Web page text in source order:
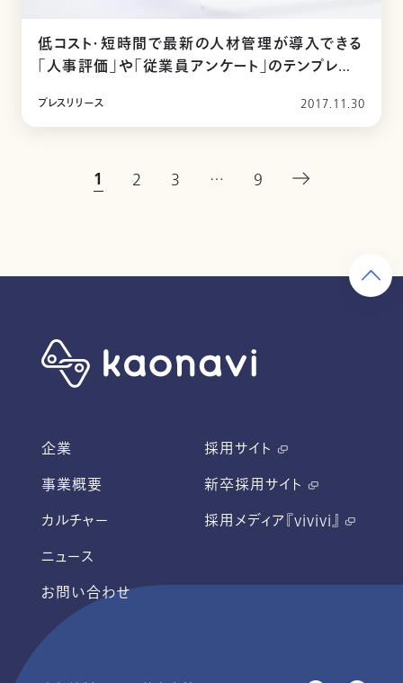
低コスト・短時間で最新の人材管理が導入できる
「人事評価」や「従業員アンケート」のテンプレート
プレスリリース 2017.11.30
1 2 3 … 9
企業
事業概要
カルチャー
ニュース
お問い合わせ
採用サイト
新卒採用サイト
採用メディア『vivivi』